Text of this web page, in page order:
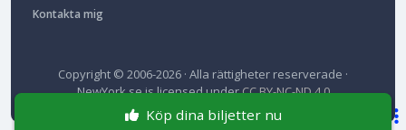
Köp dina biljetter nu
Kontakta mig
Copyright © 2006-2026 · Alla rättigheter reserverade ·
NewYork.seis licensed underCC BY-NC-ND 4.0